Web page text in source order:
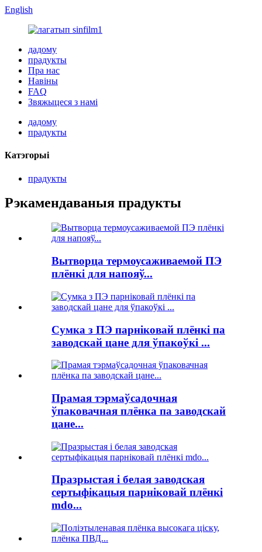
English
дадому
прадукты
Пра нас
Навіны
FAQ
Звяжыцеся з намі
дадому
прадукты
Катэгорыі
прадукты
Рэкамендаваныя прадукты
Вытворца термоусаживаемой ПЭ
плёнкі для напояў...
Сумка з ПЭ парніковай плёнкі па
заводскай цане для ўпакоўкі ...
Прамая тэрмаўсадочная
ўпаковачная плёнка па заводскай
цане...
Празрыстая і белая заводская
сертыфікацыя парніковай плёнкі
mdo...